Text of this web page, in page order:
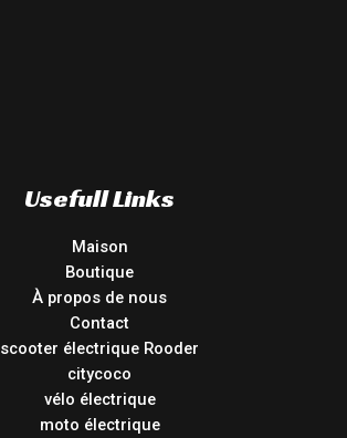
Usefull Links
Maison
Boutique
À propos de nous
Contact
scooter électrique Rooder
citycoco
vélo électrique
moto électrique